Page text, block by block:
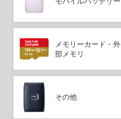
メモリーカード・外
部メモリ
その他